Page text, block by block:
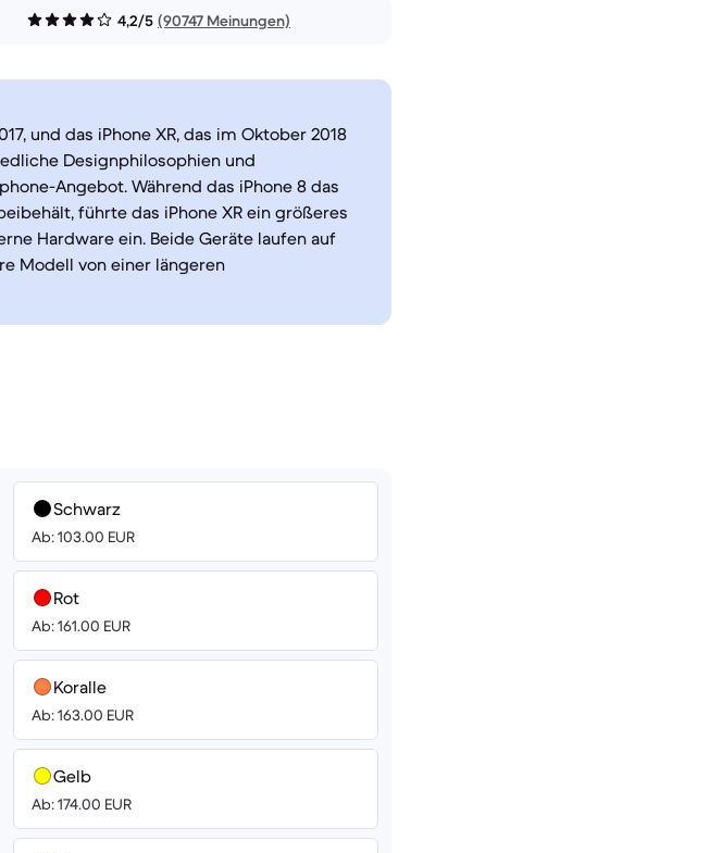
4,2/5 (90747 Meinungen)
und das iPhone XR, das im Oktober 2018
Designphilosophien und
Angebot. Während das iPhone 8 das
führte das iPhone XR ein größeres
Hardware ein. Beide Geräte laufen auf
Modell von einer längeren
Schwarz
Ab: 103.00 EUR
Rot
Ab: 161.00 EUR
Koralle
Ab: 163.00 EUR
Gelb
Ab: 174.00 EUR